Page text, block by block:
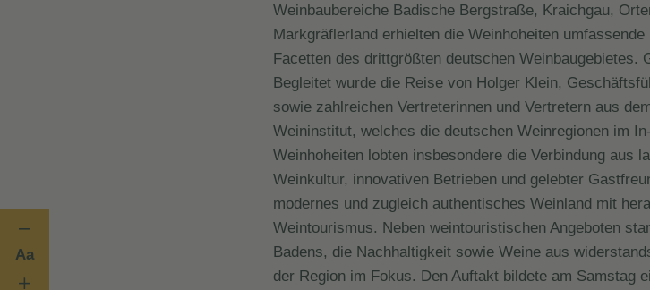
Aa
Weinbaubereiche Badische Bergstraße, Kraichgau,
Markgräflerland erhielten die Weinhoheiten
Facetten des drittgrößten deutschen Weinbaugebietes.
Begleitet wurde die Reise von Holger Klein,
sowie zahlreichen Vertreterinnen und Vertretern aus
Weininstitut, welches die deutschen Weinregionen im
Weinhoheiten lobten insbesondere die Verbindung aus
Weinkultur, innovativen Betrieben und gelebter
modernes und zugleich authentisches Weinland mit
Weintourismus. Neben weintouristischen Angeboten
Badens, die Nachhaltigkeit sowie Weine aus
der Region im Fokus. Den Auftakt bildete am Samstag